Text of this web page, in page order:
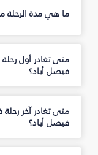
ما هي مدة الرحلة
متى تغادر أول
فيصل أباد؟
متى تغادر آخر
فيصل أباد؟